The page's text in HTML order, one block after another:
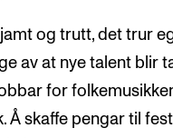
og trutt, det trur
av at nye talent blir
for
Å skaffe pengar til